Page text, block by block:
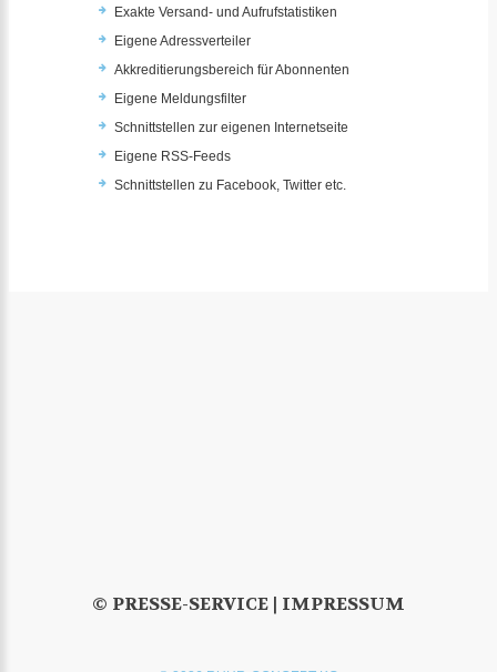
Exakte Versand- und Aufrufstatistiken
Eigene Adressverteiler
Akkreditierungsbereich für Abonnenten
Eigene Meldungsfilter
Schnittstellen zur eigenen Internetseite
Eigene RSS-Feeds
Schnittstellen zu Facebook, Twitter etc.
© PRESSE-SERVICE | IMPRESSUM